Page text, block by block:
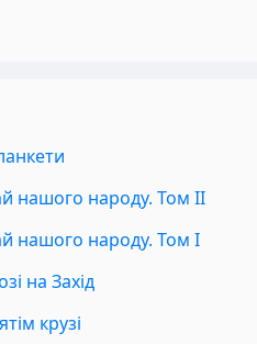
нашого народу. Том II
нашого народу. Том I
на Захід
крузі